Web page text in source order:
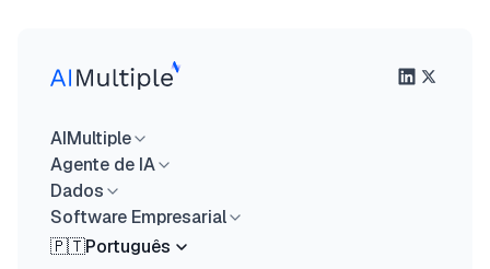
AIMultiple
Agente de IA
Dados
Software Empresarial
🇵🇹Português